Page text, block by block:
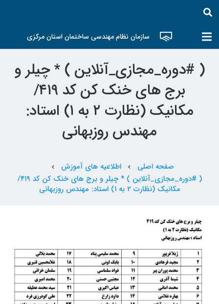
سازمان نظام مهندسی ساختمان استان مرکزی
( #دوره_مجازی_آنلاین ) * چیلر و
برج های خنک کن کد ۴۱۹/
مکانیک (نظارت ۲ به ۱) استاد:
مهندس روزبهانی
صفحه اصلی chevron_left اطلاعیه های آموزش chevron_left
( #دوره_مجازی_آنلاین ) * چیلر و برج های خنک کن کد ۴۱۹/
مکانیک (نظارت ۲ به ۱) استاد: مهندس روزبهانی